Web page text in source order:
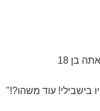
בן 18
בישבילי! עוד משהו?!"